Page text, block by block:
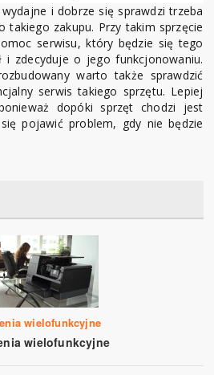
i dobrze się sprawdzi trzeba
takiego zakupu. Przy takim sprzęcie
serwisu, który będzie się tego
i zdecyduje o jego funkcjonowaniu.
warto także sprawdzić
serwis takiego sprzętu. Lepiej
dopóki sprzęt chodzi jest
pojawić problem, gdy nie będzie
wielofunkcyjne
wielofunkcyjne